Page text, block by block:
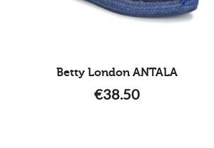
Betty London ANTALA
€38.50